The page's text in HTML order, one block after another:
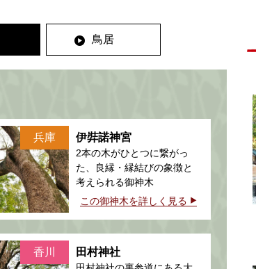
鳥居
兵庫 伊弉諾神宮
2本の木がひとつに繋がっ
た、良縁・縁結びの象徴と
考えられる御神木
この御神木を詳しく見る
香川 田村神社